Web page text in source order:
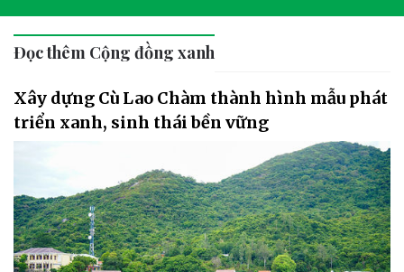
Đọc thêm Cộng đồng xanh
Xây dựng Cù Lao Chàm thành hình mẫu phát
triển xanh, sinh thái bền vững